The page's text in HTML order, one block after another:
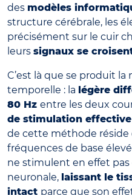
des modèles
structure cérébrale, les
précisément sur le cuir
leurs signaux se
C’est là que se produit la
temporelle : la légère
80 Hz entre les deux
de stimulation effective
de cette méthode réside
fréquences de base
ne stimulent en effet
neuronale, laissant le
intact parce que son